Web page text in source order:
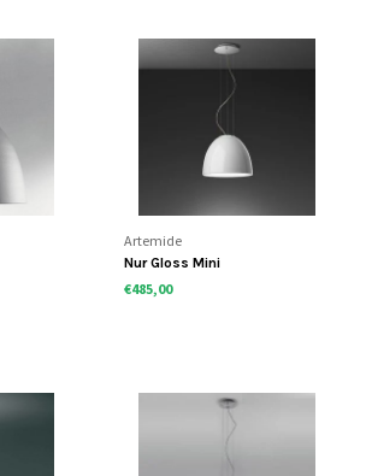
Artemide
Nur Gloss Mini
€485,00